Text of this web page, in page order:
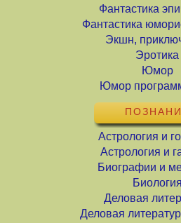
Фантастика
Фантастика
Экшн,
Эротика
Юмор
Юмор
Астрология и
Астрология и
Биографии и
Биология
Деловая
Деловая